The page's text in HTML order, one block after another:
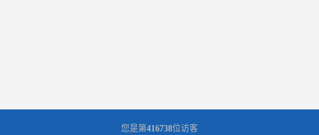
您是第416738位访客